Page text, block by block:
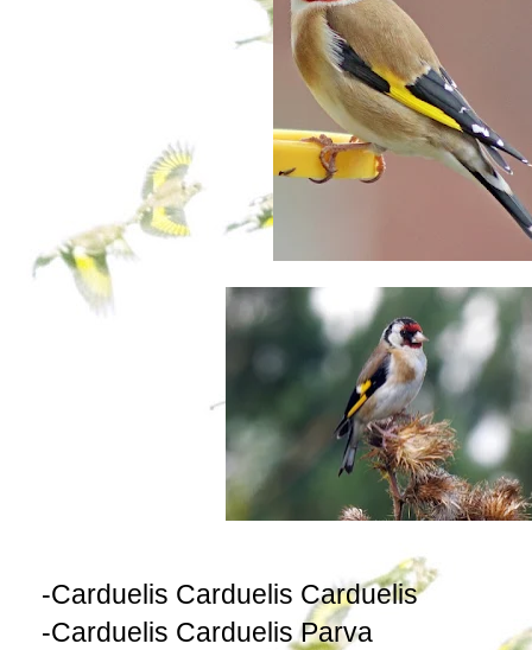
-Carduelis Carduelis Carduelis
-Carduelis Carduelis Parva